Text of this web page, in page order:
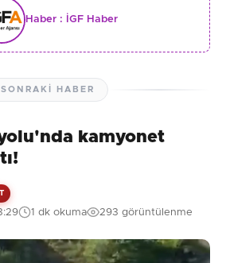
Haber : İGF Haber
SONRAKI HABER
kamyonet
1 dk okuma 293 görüntülenme